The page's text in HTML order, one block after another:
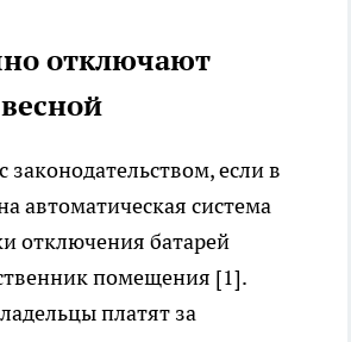
отключают
законодательством, если в
автоматическая система
отключения батарей
помещения [1].
платят за